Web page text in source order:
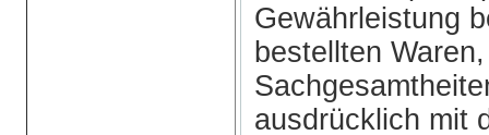
Gewährleistung
bestellten
ausdrücklich mit